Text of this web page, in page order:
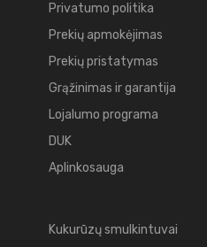
Privatumo politika
Prekių apmokėjimas
Prekių pristatymas
Grąžinimas ir garantija
Lojalumo programa
DUK
Aplinkosauga
Kukurūzų smulkintuvai